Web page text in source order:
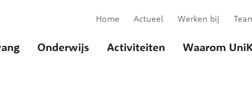
Onderwijs Activiteiten Waarom
Home Actueel Werken bij